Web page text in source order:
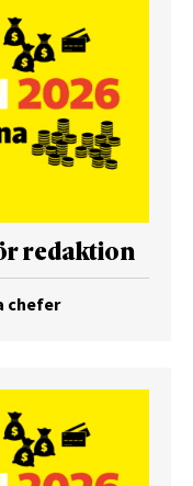
redaktion
chefer